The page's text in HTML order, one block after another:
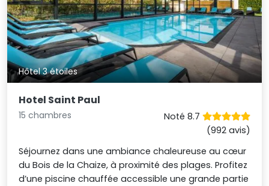
Hôtel 3 étoiles
Hotel Saint Paul
15 chambres
Noté 8.7
(992 avis)
Séjournez dans une ambiance chaleureuse au cœur
du Bois de la Chaize, à proximité des plages. Profitez
d’une piscine chauffée accessible une grande partie